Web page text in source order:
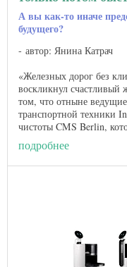
А вы как-то иначе
будущего?
автор: Янина Катрач
«Железных дорог без
воскликнул счастливый
том, что отныне
транспортной техники
чистоты CMS Berlin,
в столице ...
подробнее